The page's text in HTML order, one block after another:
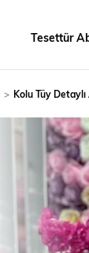
Tesettür
Kolu Tüy